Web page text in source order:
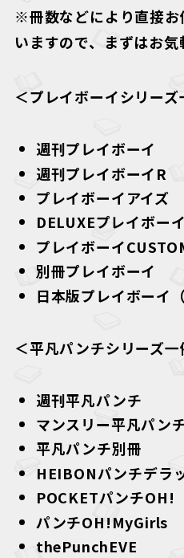
※冊数などにより直接
いますので、まずはお気
＜プレイボーイシリーズ
週刊プレイボーイ
週刊プレイボーイR
プレイボーイアイズ
DELUXEプレイボーイ
プレイボーイ
別冊プレイボーイ
日本版プレイボーイ
＜平凡パンチシリーズ一
週刊平凡パンチ
マンスリー平凡パン
平凡パンチ別冊
HEIBONパンチデラ
POCKETパンチOH!
パンチOH!MyGirls
thePunchEVE